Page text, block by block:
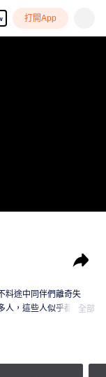
打開App
料途中同伴們離奇失
人，這些人似乎都跟一
全部